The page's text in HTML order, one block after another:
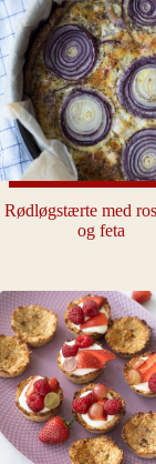
Rødløgstærte med
og feta